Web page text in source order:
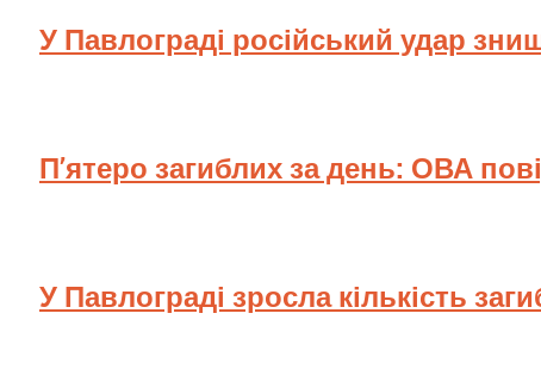
У Павлограді російський удар
П’ятеро загиблих за день: ОВА
У Павлограді зросла кількість